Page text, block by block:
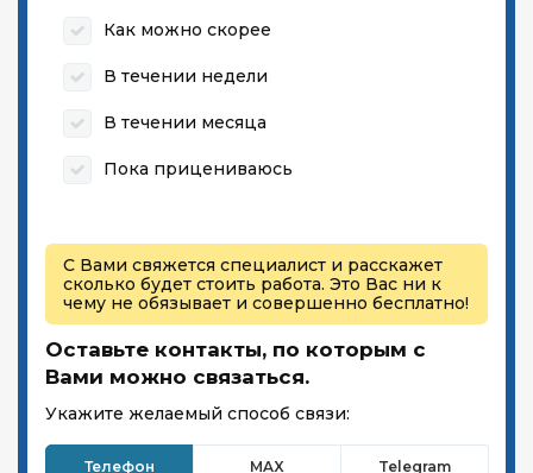
Как можно скорее
В течении недели
В течении месяца
Пока прицениваюсь
С Вами свяжется специалист и расскажет
сколько будет стоить работа. Это Вас ни к
чему не обязывает и совершенно бесплатно!
Оставьте контакты, по которым с
Вами можно связаться.
Укажите желаемый способ связи:
Телефон MAX Telegram